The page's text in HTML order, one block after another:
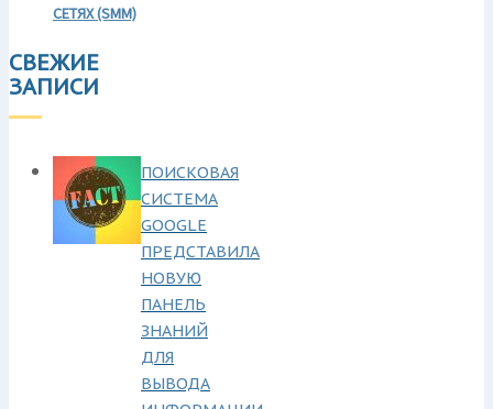
СЕТЯХ (SMM)
СВЕЖИЕ
ЗАПИСИ
ПОИСКОВАЯ
СИСТЕМА
GOOGLE
ПРЕДСТАВИЛА
НОВУЮ
ПАНЕЛЬ
ЗНАНИЙ
ДЛЯ
ВЫВОДА